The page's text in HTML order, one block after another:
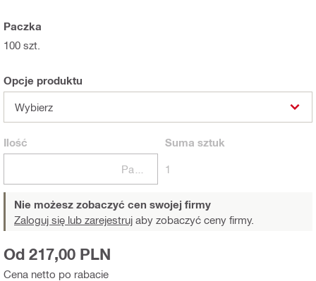
Paczka
100 szt.
Opcje produktu
Wybierz
Ilość Suma sztuk
1
Nie możesz zobaczyć cen swojej firmy
Zaloguj się lub zarejestruj aby zobaczyć ceny firmy.
Cena netto po rabacie
Od 217,00 PLN